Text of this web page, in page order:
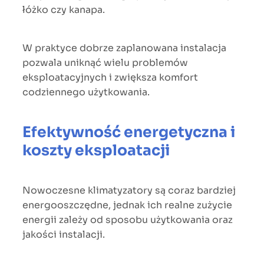
łóżko czy kanapa.
W praktyce dobrze zaplanowana instalacja
pozwala uniknąć wielu problemów
eksploatacyjnych i zwiększa komfort
codziennego użytkowania.
Efektywność energetyczna i
koszty eksploatacji
Nowoczesne klimatyzatory są coraz bardziej
energooszczędne, jednak ich realne zużycie
energii zależy od sposobu użytkowania oraz
jakości instalacji.